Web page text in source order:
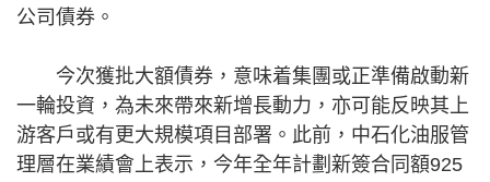
公司債券。
今次獲批大額債券，意味着集團或正準備啟動新
一輪投資，為未來帶來新增長動力，亦可能反映其上
游客戶或有更大規模項目部署。此前，中石化油服管
理層在業績會上表示，今年全年計劃新簽合同額925